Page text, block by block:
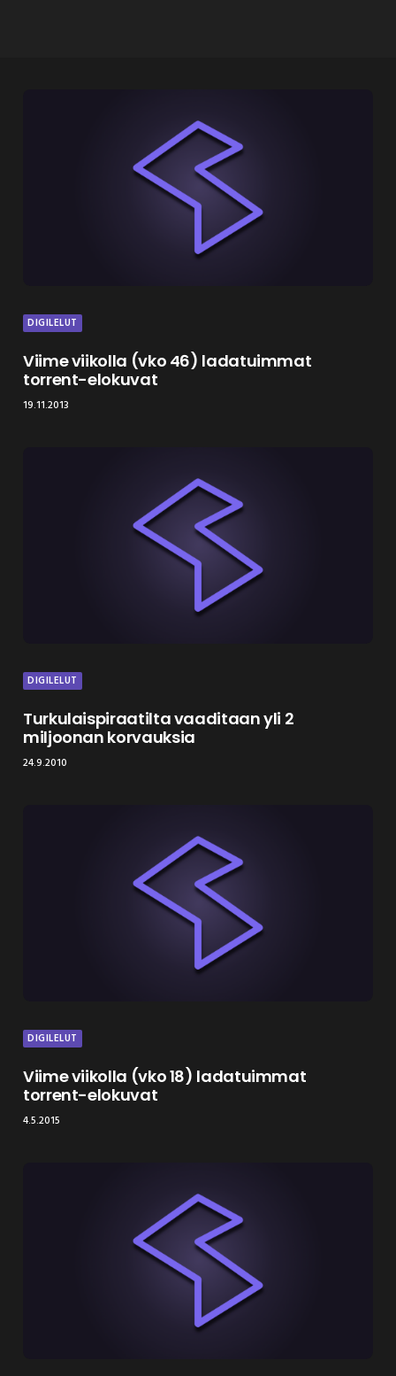
DIGILELUT
Viime viikolla (vko 46) ladatuimmat
torrent-elokuvat
19.11.2013
DIGILELUT
Turkulaispiraatilta vaaditaan yli 2
miljoonan korvauksia
24.9.2010
DIGILELUT
Viime viikolla (vko 18) ladatuimmat
torrent-elokuvat
4.5.2015